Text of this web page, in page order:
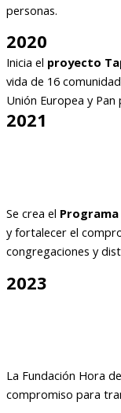
personas.
2020
Inicia el proyecto
vida de 16
Unión Europea y Pan
2021
Se crea el
y fortalecer el
congregaciones y
2023
La Fundación Hora
compromiso para